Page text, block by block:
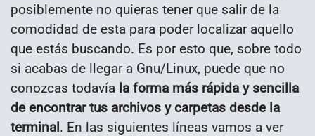
posiblemente no quieras tener que salir de la
comodidad de esta para poder localizar aquello
que estás buscando. Es por esto que, sobre todo
si acabas de llegar a Gnu/Linux, puede que no
conozcas todavía la forma más rápida y sencilla
de encontrar tus archivos y carpetas desde la
terminal. En las siguientes líneas vamos a ver